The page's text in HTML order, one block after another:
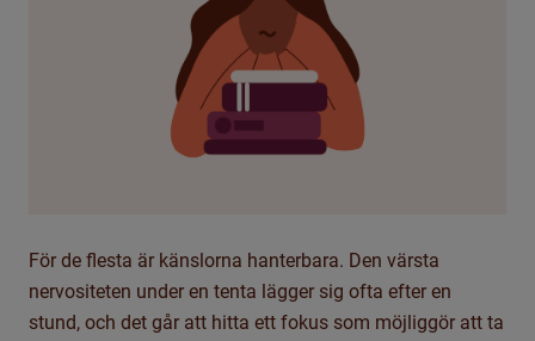
För de flesta är känslorna hanterbara. Den värsta
nervositeten under en tenta lägger sig ofta efter en
stund, och det går att hitta ett fokus som möjliggör att ta